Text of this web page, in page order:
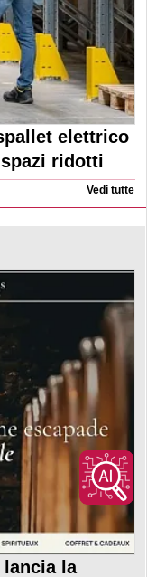
elettrico
ridotti
Vedi tutte
lancia la